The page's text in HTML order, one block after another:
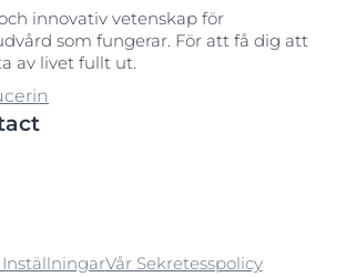
innovativ vetenskap för
som fungerar. För att få dig att
av livet fullt ut.
InställningarVår Sekretesspolicy